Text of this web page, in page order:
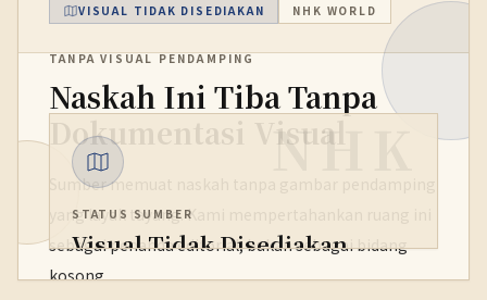
VISUAL TIDAK DISEDIAKAN NHK WORLD
TANPA VISUAL PENDAMPING
Naskah Ini Tiba Tanpa
Dokumentasi Visual
Sumber memuat naskah tanpa gambar pendamping
yang layak tayang. Kami mempertahankan ruang ini
sebagai penanda editorial, bukan sebagai bidang
kosong.
NHK
STATUS SUMBER
Visual Tidak Disediakan